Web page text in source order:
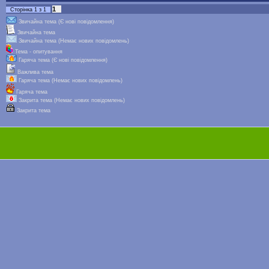
Сторінка 1 з 1 1
Звичайна тема (Є нові повідомлення)
Звичайна тема
Звичайна тема (Немає нових повідомлень)
Тема - опитування
Гаряча тема (Є нові повідомлення)
Важлива тема
Гаряча тема (Немає нових повідомлень)
Гаряча тема
Закрита тема (Немає нових повідомлень)
Закрита тема